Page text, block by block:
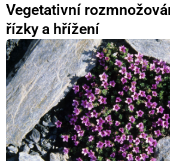
Vegetativní
řízky a hřížení